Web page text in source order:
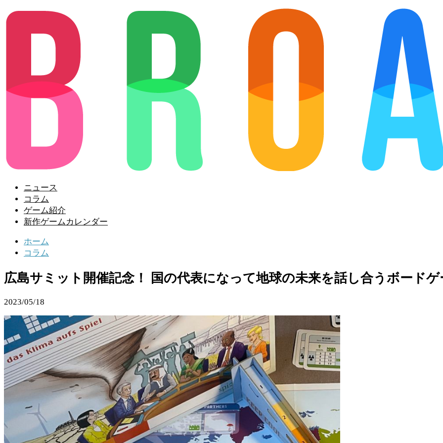
ニュース
コラム
ゲーム紹介
新作ゲームカレンダー
ホーム
コラム
広島サミット開催記念！ 国の代表になって地球の未来を話し合うボードゲ
2023/05/18